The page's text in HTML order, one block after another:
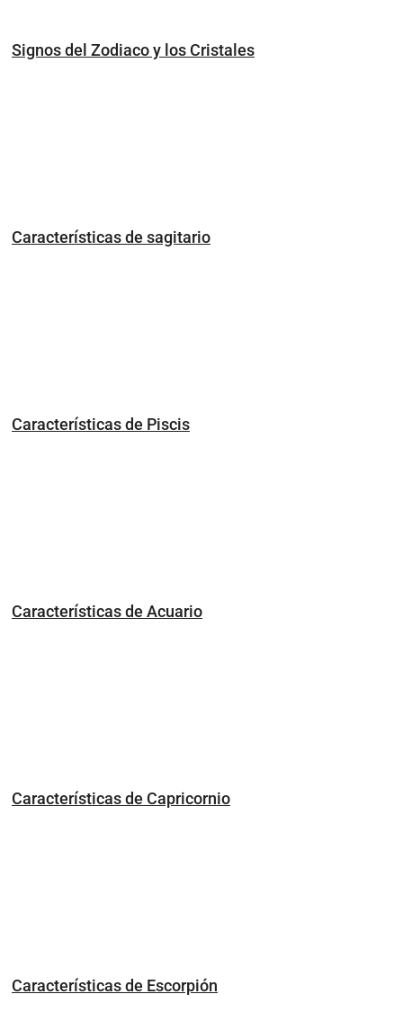
Signos del Zodiaco y los Cristales
Características de sagitario
Características de Piscis
Características de Acuario
Características de Capricornio
Características de Escorpión